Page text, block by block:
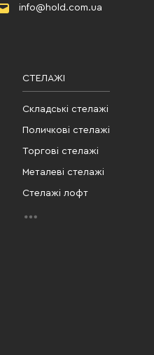
info@hold.com.ua
СТЕЛАЖІ
Складські стелажі
Поличкові стелажі
Торгові стелажі
Металеві стелажі
Стелажі лофт